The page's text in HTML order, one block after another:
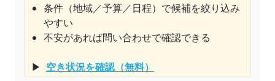
条件（地域／予算／日程）で候補を絞り込み
やすい
不安があれば問い合わせで確認できる
▶ 空き状況を確認（無料）